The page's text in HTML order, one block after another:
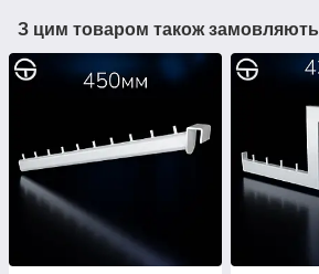
З цим товаром також замовляють